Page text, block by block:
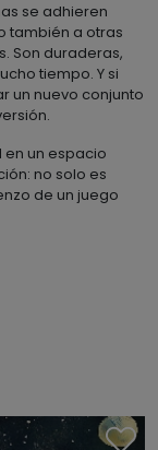
se adhieren
también a otras
Son duraderas,
tiempo. Y si
un nuevo conjunto
en un espacio
no solo es
de un juego